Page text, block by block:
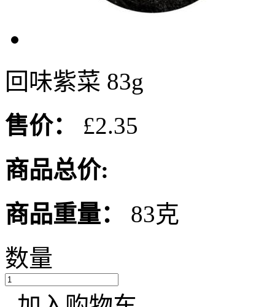
回味紫菜 83g
售价：
£2.35
商品总价:
商品重量：
83克
数量